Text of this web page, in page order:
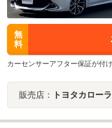
無
料
カーセンサーアフター保証が付
販売店： トヨタカロー